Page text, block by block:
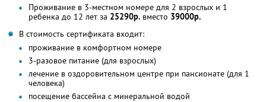
Проживание в 3-местном номере для 2 взрослых и 1
ребенка до 12 лет за 25290р. вместо 39000р.
В стоимость сертификата входит:
проживание в комфортном номере
3-разовое питание (для взрослых)
лечение в оздоровительном центре при пансионате (для 1
человека)
посещение бассейна с минеральной водой